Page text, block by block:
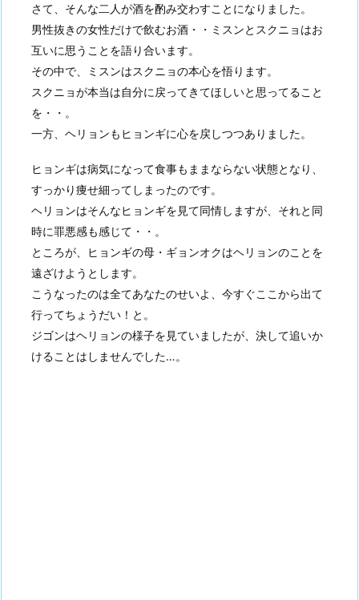
さて、そんな二人が酒を酌み交わすことになりました。
男性抜きの女性だけで飲むお酒・・ミスンとスクニョはお
互いに思うことを語り合います。
その中で、ミスンはスクニョの本心を悟ります。
スクニョが本当は自分に戻ってきてほしいと思ってること
を・・。
一方、ヘリョンもヒョンギに心を戻しつつありました。
ヒョンギは病気になって食事もままならない状態となり、
すっかり痩せ細ってしまったのです。
ヘリョンはそんなヒョンギを見て同情しますが、それと同
時に罪悪感も感じて・・。
ところが、ヒョンギの母・ギョンオクはヘリョンのことを
遠ざけようとします。
こうなったのは全てあなたのせいよ、今すぐここから出て
行ってちょうだい！と。
ジゴンはヘリョンの様子を見ていましたが、決して追いか
けることはしませんでした…。